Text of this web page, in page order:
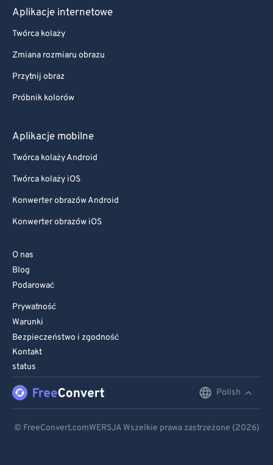
Aplikacje internetowe
Twórca kolaży
Zmiana rozmiaru obrazu
Przytnij obraz
Próbnik kolorów
Aplikacje mobilne
Twórca kolaży Android
Twórca kolaży iOS
Konwerter obrazów Android
Konwerter obrazów iOS
O nas
Blog
Podarować
Prywatność
Warunki
Bezpieczeństwo i zgodność
Kontakt
status
Polish
© FreeConvert.comWERSJA Wszelkie prawa zastrzeżone (2026)